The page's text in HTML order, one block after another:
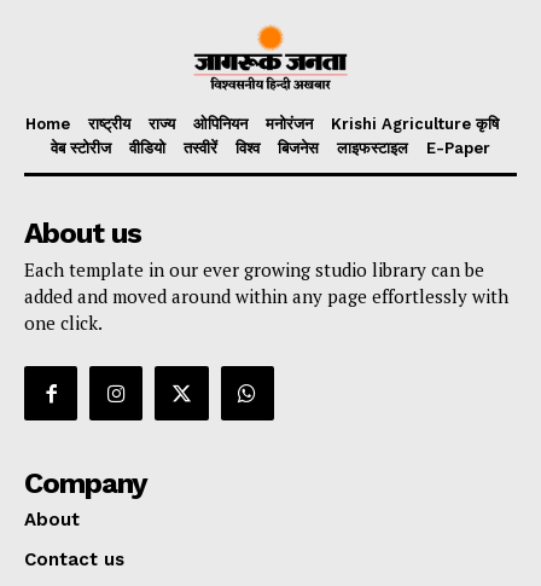
Home राष्ट्रीय राज्य ओपिनियन मनोरंजन
Krishi Agriculture कृषि
वेब स्टोरीज
वीडियो तस्वीरें विश्व बिजनेस लाइफस्टाइल E-Paper
About us
Each template in our ever growing studio library can be
added and moved around within any page effortlessly with
one click.
Company
About
Contact us